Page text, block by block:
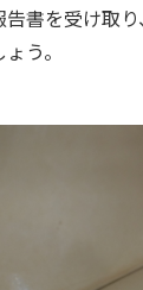
書を受け取
う。